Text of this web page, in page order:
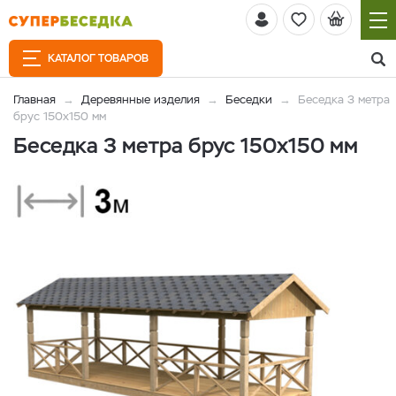
КАТАЛОГ ТОВАРОВ
Главная Деревянные изделия Беседки
Беседка 3 метра
брус 150х150 мм
Беседка 3 метра брус 150х150 мм